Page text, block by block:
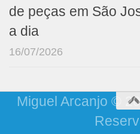
de peças em São
a dia
16/07/2026
Miguel Arcanjo ©